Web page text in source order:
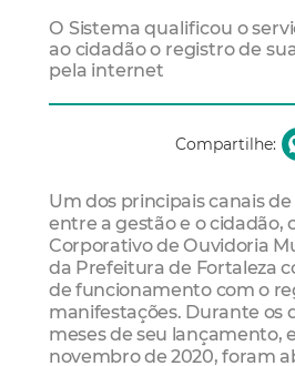
O Sistema qualificou o
ao cidadão o registro de
pela internet
Compartilhe:
Um dos principais canais
entre a gestão e o cidadão,
Corporativo de Ouvidoria
da Prefeitura de Fortaleza
de funcionamento com o
manifestações. Durante os
meses de seu lançamento,
novembro de 2020, foram